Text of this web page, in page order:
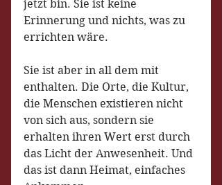
jetzt bin. Sie ist keine
Erinnerung und nichts, was zu
errichten wäre.
Sie ist aber in all dem mit
enthalten. Die Orte, die Kultur,
die Menschen existieren nicht
von sich aus, sondern sie
erhalten ihren Wert erst durch
das Licht der Anwesenheit. Und
das ist dann Heimat, einfaches